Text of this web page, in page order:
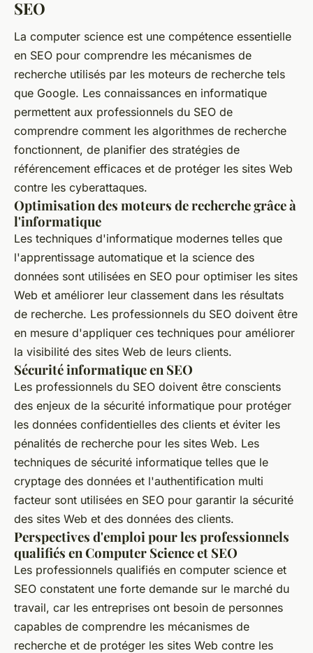
SEO
La computer science est une compétence essentielle
en SEO pour comprendre les mécanismes de
recherche utilisés par les moteurs de recherche tels
que Google. Les connaissances en informatique
permettent aux professionnels du SEO de
comprendre comment les algorithmes de recherche
fonctionnent, de planifier des stratégies de
référencement efficaces et de protéger les sites Web
contre les cyberattaques.
Optimisation des moteurs de recherche grâce à
l'informatique
Les techniques d'informatique modernes telles que
l'apprentissage automatique et la science des
données sont utilisées en SEO pour optimiser les sites
Web et améliorer leur classement dans les résultats
de recherche. Les professionnels du SEO doivent être
en mesure d'appliquer ces techniques pour améliorer
la visibilité des sites Web de leurs clients.
Sécurité informatique en SEO
Les professionnels du SEO doivent être conscients
des enjeux de la sécurité informatique pour protéger
les données confidentielles des clients et éviter les
pénalités de recherche pour les sites Web. Les
techniques de sécurité informatique telles que le
cryptage des données et l'authentification multi
facteur sont utilisées en SEO pour garantir la sécurité
des sites Web et des données des clients.
Perspectives d'emploi pour les professionnels
qualifiés en Computer Science et SEO
Les professionnels qualifiés en computer science et
SEO constatent une forte demande sur le marché du
travail, car les entreprises ont besoin de personnes
capables de comprendre les mécanismes de
recherche et de protéger les sites Web contre les